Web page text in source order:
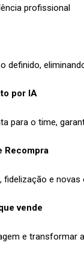
profissional
por IA
para o time,
Recompra
e
vende
e transformar